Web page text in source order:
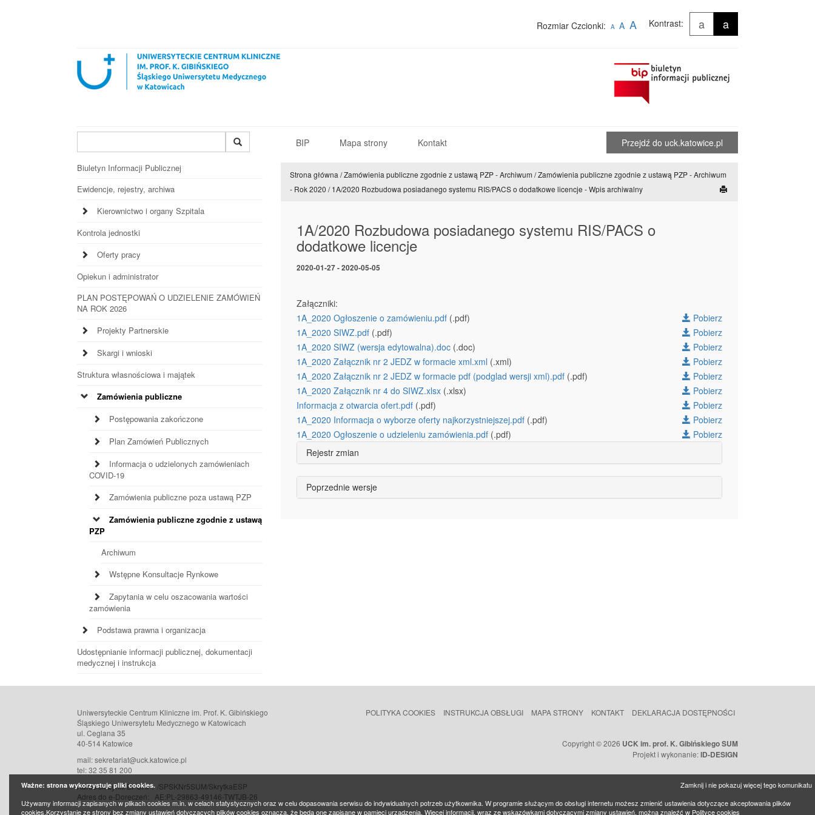
a
a
Kontrast:
Rozmiar Czcionki: A A A
fraza
BIP Mapa strony Kontakt Przejdź do uck.katowice.pl
Biuletyn Informacji Publicznej
Ewidencje, rejestry, archiwa
Kierownictwo i organy Szpitala
Kontrola jednostki
Oferty pracy
Opiekun i administrator
PLAN POSTĘPOWAŃ O UDZIELENIE ZAMÓWIEŃ
NA ROK 2026
Projekty Partnerskie
Skargi i wnioski
Struktura własnościowa i majątek
Zamówienia publiczne
Postępowania zakończone
Plan Zamówień Publicznych
Informacja o udzielonych zamówieniach
COVID-19
Zamówienia publiczne poza ustawą PZP
Zamówienia publiczne zgodnie z ustawą
PZP
Archiwum
Wstępne Konsultacje Rynkowe
Zapytania w celu oszacowania wartości
zamówienia
Podstawa prawna i organizacja
Udostępnianie informacji publicznej, dokumentacji
medycznej i instrukcja
Strona główna /Zamówienia publiczne zgodnie z ustawą PZP - Archiwum /Zamówienia publiczne zgodnie z ustawą PZP - Archiwum
- Rok 2020 /1A/2020 Rozbudowa posiadanego systemu RIS/PACS o dodatkowe licencje - Wpis archiwalny
1A/2020 Rozbudowa posiadanego systemu RIS/PACS o
dodatkowe licencje
2020-01-27 - 2020-05-05
Załączniki:
1A_2020 Ogłoszenie o zamówieniu.pdf (.pdf)
Pobierz
1A_2020 SIWZ.pdf (.pdf)
Pobierz
1A_2020 SIWZ (wersja edytowalna).doc (.doc)
Pobierz
1A_2020 Załącznik nr 2 JEDZ w formacie xml.xml (.xml)
Pobierz
1A_2020 Załącznik nr 2 JEDZ w formacie pdf (podglad wersji xml).pdf (.pdf)
Pobierz
1A_2020 Załącznik nr 4 do SIWZ.xlsx (.xlsx)
Pobierz
Informacja z otwarcia ofert.pdf (.pdf)
Pobierz
1A_2020 Informacja o wyborze oferty najkorzystniejszej.pdf (.pdf)
Pobierz
1A_2020 Ogłoszenie o udzieleniu zamówienia.pdf (.pdf)
Pobierz
Rejestr zmian
Poprzednie wersje
Uniwersyteckie Centrum Kliniczne im. Prof. K. Gibińskiego
Śląskiego Uniwersytetu Medycznego w Katowicach
ul. Ceglana 35
40-514 Katowice
mail: sekretariat@uck.katowice.pl
tel: 32 35 81 200
Adres skrzynki EPUAP: /SPSKNr5SUM/SkrytkaESP
Adres do e-Doręczeń: AE:PL-29863-49146-TWTJB-26
POLITYKA COOKIES INSTRUKCJA OBSŁUGI MAPA STRONY KONTAKT DEKLARACJA DOSTĘPNOŚCI
Copyright © 2026 UCK im. prof. K. Gibińskiego SUM
Projekt i wykonanie:ID-DESIGN
Ważne: strona wykorzystuje pliki cookies.
Zamknij i nie pokazuj więcej tego komunikatu
Używamy informacji zapisanych w plikach cookies m.in. w celach statystycznych oraz w celu dopasowania serwisu do indywidualnych potrzeb użytkownika. W programie służącym do obsługi internetu możesz zmienić ustawienia dotyczące akceptowania plików
cookies.Korzystanie ze strony bez zmiany ustawień dotyczących plików cookies oznacza, że będą one zapisane w pamięci urządzenia. Więcej informacji, wraz ze wskazówkami dotyczącymi zmiany ustawień, można znaleźć w Polityce cookies